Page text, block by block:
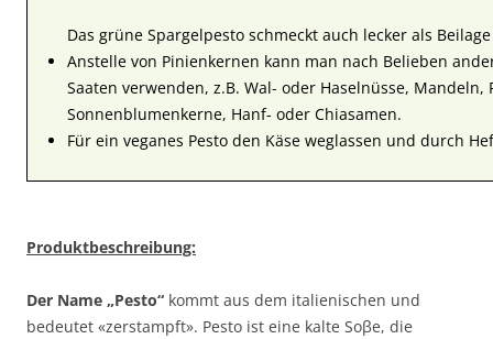
Das grüne Spargelpesto schmeckt auch lecker als
Anstelle von Pinienkernen kann man nach Belieben
Saaten verwenden, z.B. Wal- oder Haselnüsse, Mandeln,
Sonnenblumenkerne, Hanf- oder Chiasamen.
Für ein veganes Pesto den Käse weglassen und durch
Produktbeschreibung:
Der Name „Pesto“ kommt aus dem italienischen und
bedeutet «zerstampft». Pesto ist eine kalte Soβe, die